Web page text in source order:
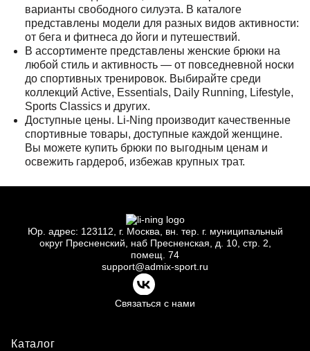
варианты свободного силуэта. В каталоге
представлены модели для разных видов активности:
от бега и фитнеса до йоги и путешествий.
В ассортименте представлены женские брюки на
любой стиль и активность — от повседневной носки
до спортивных тренировок. Выбирайте среди
коллекций Active, Essentials, Daily Running, Lifestyle,
Sports Classics и других.
Доступные цены. Li-Ning производит качественные
спортивные товары, доступные каждой женщине.
Вы можете купить брюки по выгодным ценам и
освежить гардероб, избежав крупных трат.
Юр. адрес: 123112, г. Москва, вн. тер. г. муниципальный
округ Пресненский, наб Пресненская, д. 10, стр. 2,
помещ. 74
support@admix-sport.ru
Связаться с нами
Каталог